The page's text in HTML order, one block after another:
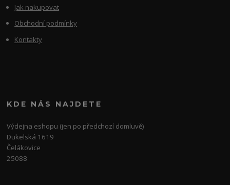
Jak nakupovat
Obchodní podmínky
Kontakty
KDE NÁS NAJDETE
Výdejna eshopu (jen po předchozí domluvě)
Dukelská 1619
Čelákovice
25088